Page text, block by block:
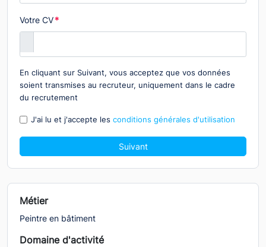
Votre CV*
En cliquant sur Suivant, vous acceptez que vos données
soient transmises au recruteur, uniquement dans le cadre
du recrutement
J'ai lu et j'accepte lesconditions générales d'utilisation
Suivant
Métier
Peintre en bâtiment
Domaine d'activité